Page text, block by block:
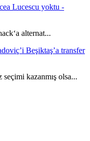
Lucescu yoktu -
alternat...
Beşiktaş’a transfer
kazanmış olsa...